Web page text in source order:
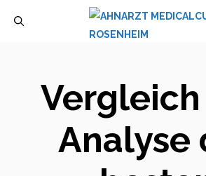
Analyse